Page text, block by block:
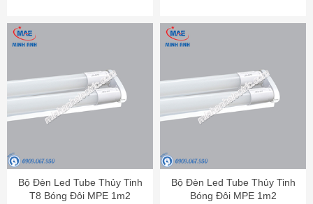
Bộ Đèn Led Tube Thủy Tinh
T8 Bóng Đôi MPE 1m2
Bộ Đèn Led Tube Thủy Tinh
Bóng Đôi MPE 1m2